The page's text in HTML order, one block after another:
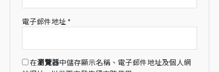
電子郵件地址*
在瀏覽器中儲存顯示名稱、電子郵件地址及個人網